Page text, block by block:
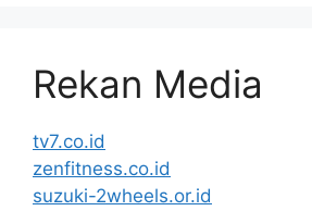
Rekan Media
tv7.co.id
zenfitness.co.id
suzuki-2wheels.or.id